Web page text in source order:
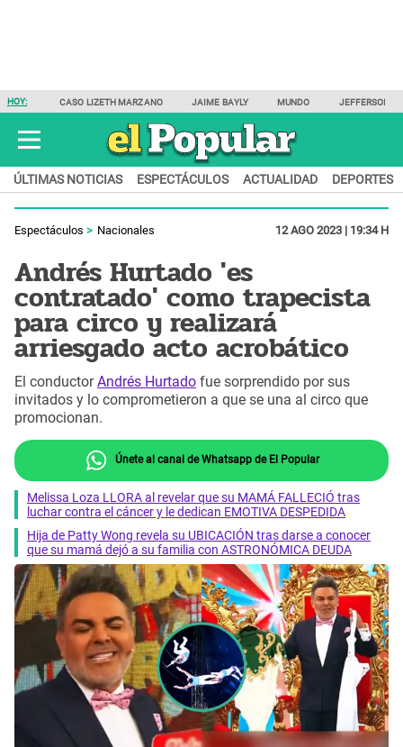
HOY: CASO LIZETH MARZANO JAIME BAYLY MUNDO JEFFERSON
ÚLTIMAS NOTICIAS ESPECTÁCULOS ACTUALIDAD DEPORTES
Espectáculos Nacionales 12 AGO 2023 | 19:34 H
Andrés Hurtado 'es
contratado' como trapecista
para circo y realizará
arriesgado acto acrobático
El conductorAndrés Hurtado fue sorprendido por sus
invitados y lo comprometieron a que se una al circo que
promocionan.
Únete al canal de Whatsapp de El Popular
Melissa Loza LLORA al revelar que su MAMÁ FALLECIÓ tras
luchar contra el cáncer y le dedican EMOTIVA DESPEDIDA
Hija de Patty Wong revela su UBICACIÓN tras darse a conocer
que su mamá dejó a su familia con ASTRONÓMICA DEUDA